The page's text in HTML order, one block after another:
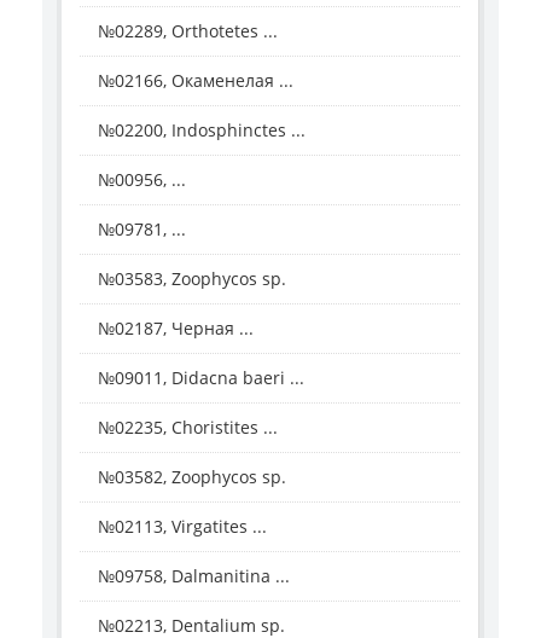
№02289, Orthotetes ...
№02166, Окаменелая ...
№02200, Indosphinctes ...
№00956, ...
№09781, ...
№03583, Zoophycos sp.
№02187, Черная ...
№09011, Didacna baeri ...
№02235, Choristites ...
№03582, Zoophycos sp.
№02113, Virgatites ...
№09758, Dalmanitina ...
№02213, Dentalium sp.